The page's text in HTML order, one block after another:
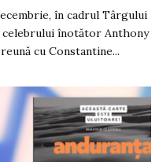
în cadrul Târgului
celebrului înotător Anthony
cu Constantine...